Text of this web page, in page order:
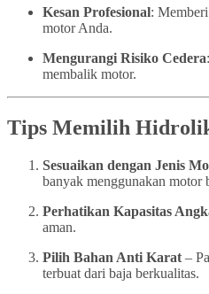
Kesan Profesional:
motor Anda.
Mengurangi Risiko Cedera
membalik motor.
Tips Memilih
Sesuaikan dengan Jenis
banyak menggunakan motor
Perhatikan Kapasitas
aman.
Pilih Bahan Anti Karat –
terbuat dari baja berkualitas.